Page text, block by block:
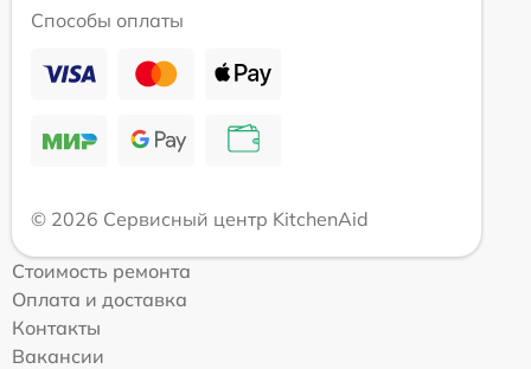
Способы оплаты
© 2026 Сервисный центр KitchenAid
Стоимость ремонта
Оплата и доставка
Контакты
Вакансии